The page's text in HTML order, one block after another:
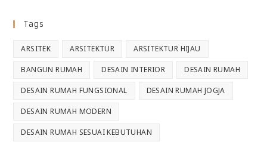
Tags
ARSITEK ARSITEKTUR ARSITEKTUR HIJAU
BANGUN RUMAH DESAIN INTERIOR DESAIN RUMAH
DESAIN RUMAH FUNGSIONAL DESAIN RUMAH JOGJA
DESAIN RUMAH MODERN
DESAIN RUMAH SESUAI KEBUTUHAN